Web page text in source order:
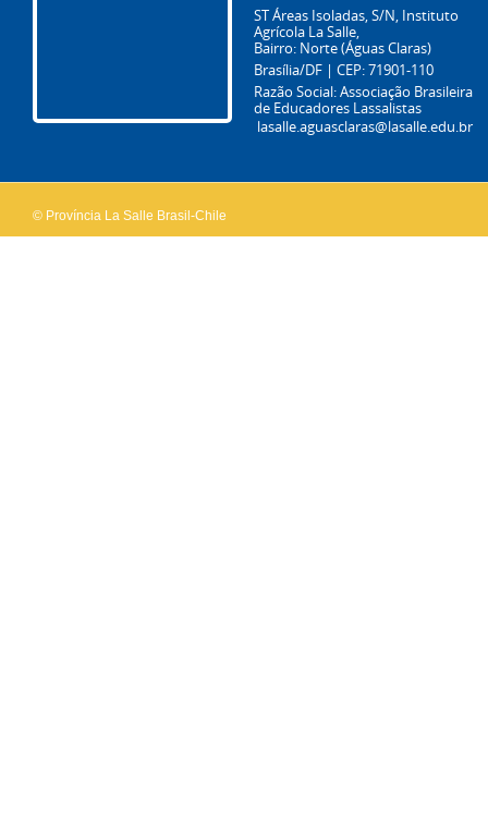
ST Áreas Isoladas, S/N, Instituto
Agrícola La Salle,
Bairro: Norte (Águas Claras)
Brasília/DF | CEP: 71901-110
Razão Social: Associação Brasileira
de Educadores Lassalistas
lasalle.aguasclaras@lasalle.edu.br
© Província La Salle Brasil-Chile